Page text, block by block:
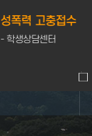
성폭력 고충접수
- 학생상담센터